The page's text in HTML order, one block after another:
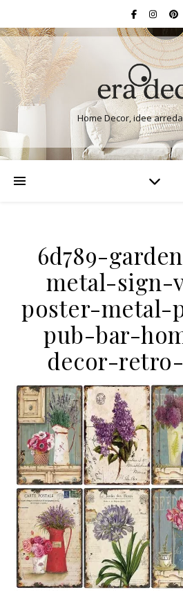
Home Decor, idee
6d789-
metal-sign-
poster-metal-
pub-bar-
decor-